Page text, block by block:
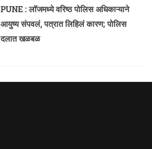
PUNE : लॉजमध्ये वरिष्ठ पोलिस अधिकाऱ्याने
आयुष्य संपवलं, पत्रात लिहिलं कारण; पोलिस
दलात खळबळ